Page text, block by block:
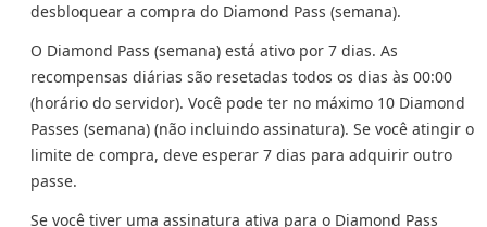
desbloquear a compra do Diamond Pass (semana).
O Diamond Pass (semana) está ativo por 7 dias. As
recompensas diárias são resetadas todos os dias às 00:00
(horário do servidor). Você pode ter no máximo 10 Diamond
Passes (semana) (não incluindo assinatura). Se você atingir o
limite de compra, deve esperar 7 dias para adquirir outro
passe.
Se você tiver uma assinatura ativa para o Diamond Pass